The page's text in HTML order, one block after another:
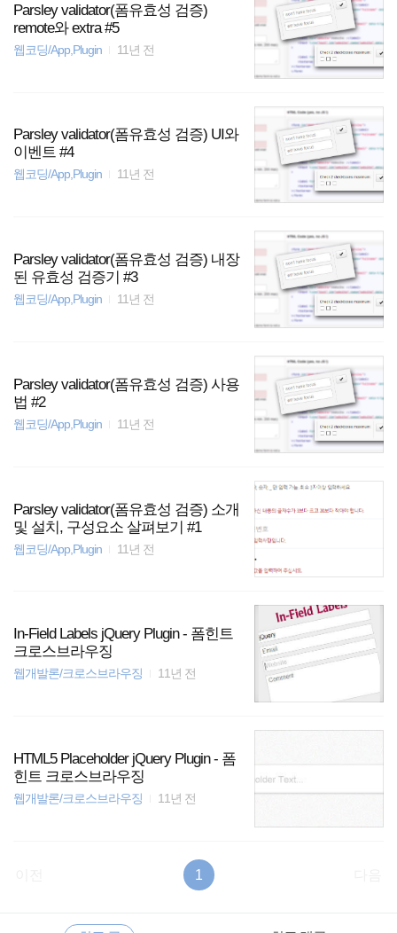
Parsley validator(폼유효성 검증)
remote와 extra #5
웹코딩/App,Plugin 11년 전
Parsley validator(폼유효성 검증) UI와
이벤트 #4
웹코딩/App,Plugin 11년 전
Parsley validator(폼유효성 검증) 내장
된 유효성 검증기 #3
웹코딩/App,Plugin 11년 전
Parsley validator(폼유효성 검증) 사용
법 #2
웹코딩/App,Plugin 11년 전
Parsley validator(폼유효성 검증) 소개
및 설치, 구성요소 살펴보기 #1
웹코딩/App,Plugin 11년 전
In-Field Labels jQuery Plugin - 폼힌트
크로스브라우징
웹개발론/크로스브라우징 11년 전
HTML5 Placeholder jQuery Plugin - 폼
힌트 크로스브라우징
웹개발론/크로스브라우징 11년 전
1
RECENTLY